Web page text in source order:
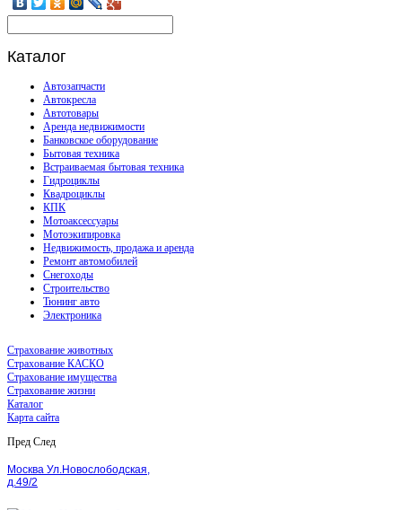
Каталог
Автозапчасти
Автокресла
Автотовары
Аренда недвижимости
Банковское оборудование
Бытовая техника
Встраиваемая бытовая техника
Гидроциклы
Квадроциклы
КПК
Мотоаксессуары
Мотоэкипировка
Недвижимость, продажа и аренда
Ремонт автомобилей
Снегоходы
Строительство
Тюнинг авто
Электроника
Страхование животных
Страхование КАСКО
Страхование имущества
Страхование жизни
Каталог
Карта сайта
Пред След
Москва Ул.Новослободская,
д.49/2